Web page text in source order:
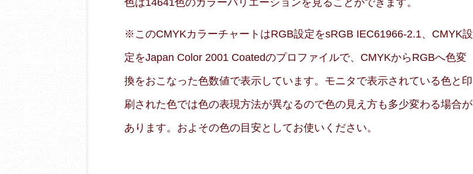
色は14641色のカラーバリエーションを見ることができます。
※このCMYKカラーチャートはRGB設定をsRGB IEC61966-2.1、CMYK設
定をJapan Color 2001 Coatedのプロファイルで、CMYKからRGBへ色変
換をおこなった色数値で表示しています。モニタで表示されている色と印
刷された色では色の表現方法が異なるので色の見え方も多少変わる場合が
あります。およその色の目安としてお使いください。